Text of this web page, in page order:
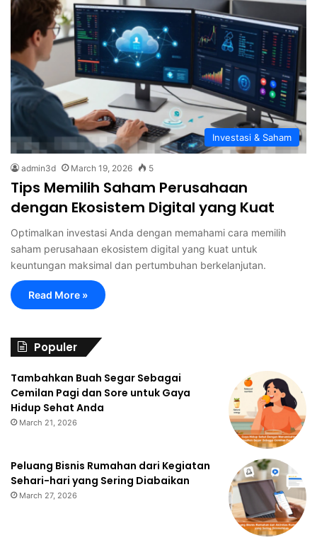
Investasi & Saham
admin3d March 19, 2026 5
Tips Memilih Saham Perusahaan
dengan Ekosistem Digital yang Kuat
Optimalkan investasi Anda dengan memahami cara memilih
saham perusahaan ekosistem digital yang kuat untuk
keuntungan maksimal dan pertumbuhan berkelanjutan.
Read More »
Populer
Tambahkan Buah Segar Sebagai
Cemilan Pagi dan Sore untuk Gaya
Hidup Sehat Anda
March 21, 2026
Peluang Bisnis Rumahan dari Kegiatan
Sehari-hari yang Sering Diabaikan
March 27, 2026